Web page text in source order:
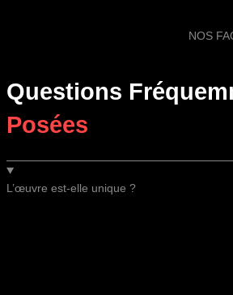
NOS
Questions
Posées
L’œuvre est-elle unique ?